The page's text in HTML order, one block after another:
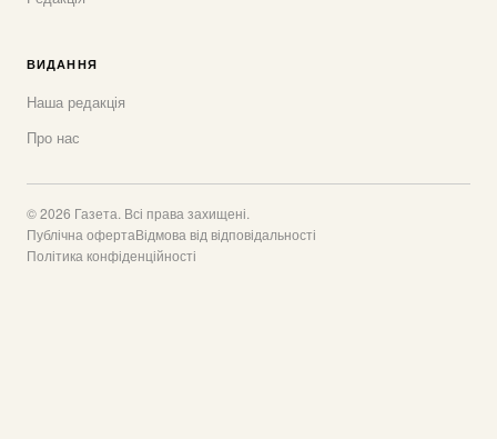
ВИДАННЯ
Наша редакція
Про нас
© 2026 Газета. Всі права захищені.
Публічна офертаВідмова від відповідальності
Політика конфіденційності